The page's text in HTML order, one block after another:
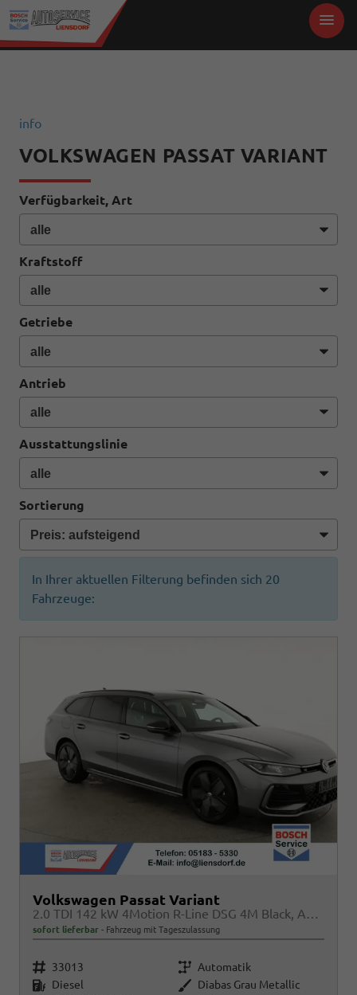
info
VOLKSWAGEN PASSAT VARIANT
Verfügbarkeit, Art
Kraftstoff
Getriebe
Antrieb
Ausstattungslinie
Sortierung
In Ihrer aktuellen Filterung befinden sich 20
Fahrzeuge:
Volkswagen Passat Variant
2.0 TDI 142 kW 4Motion R-Line DSG 4M Black, AHK, IQ.Light, HUD, 19-Zoll, AreaView, Navi, Side
sofort lieferbar Fahrzeug mit Tageszulassung
Fahrzeugnr. 33013 Getriebe Automatik
Kraftstoff Diesel Außenfarbe Diabas Grau Metallic